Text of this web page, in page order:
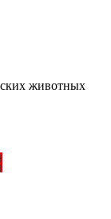
животных